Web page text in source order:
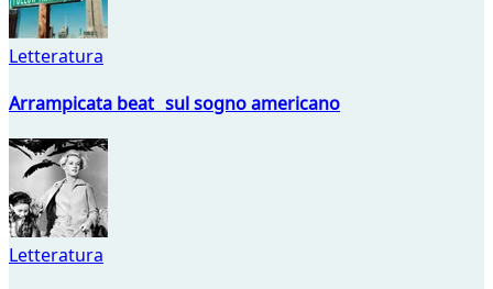
Letteratura
Arrampicata beat sul sogno americano
Letteratura